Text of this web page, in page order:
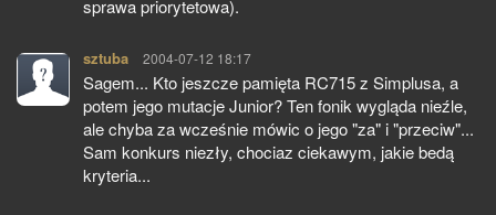
sprawa priorytetowa).
sztuba pisze:
2004-07-12 18:17
Sagem... Kto jeszcze pamięta RC715 z Simplusa, a
potem jego mutacje Junior? Ten fonik wygląda nieźle,
ale chyba za wcześnie mówic o jego "za" i "przeciw"...
Sam konkurs niezły, chociaz ciekawym, jakie bedą
kryteria...